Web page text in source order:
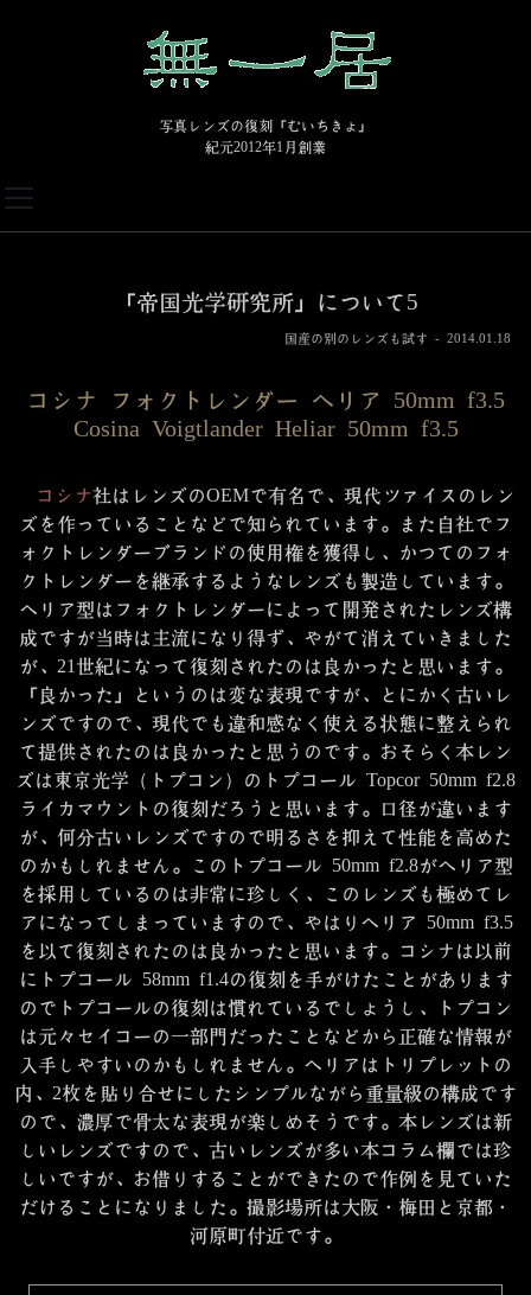
写真レンズの復刻「むいちきょ」
紀元2012年1月創業
「帝国光学研究所」について5
国産の別のレンズも試す - 2014.01.18
コシナ フォクトレンダー ヘリア 50mm f3.5
Cosina Voigtlander Heliar 50mm f3.5
コシナ社はレンズのOEMで有名で、現代ツァイスのレン
ズを作っていることなどで知られています。また自社でフ
ォクトレンダーブランドの使用権を獲得し、かつてのフォ
クトレンダーを継承するようなレンズも製造しています。
ヘリア型はフォクトレンダーによって開発されたレンズ構
成ですが当時は主流になり得ず、やがて消えていきました
が、21世紀になって復刻されたのは良かったと思います。
「良かった」というのは変な表現ですが、とにかく古いレ
ンズですので、現代でも違和感なく使える状態に整えられ
て提供されたのは良かったと思うのです。おそらく本レン
ズは東京光学（トプコン）のトプコール Topcor 50mm f2.8
ライカマウントの復刻だろうと思います。口径が違います
が、何分古いレンズですので明るさを抑えて性能を高めた
のかもしれません。このトプコール 50mm f2.8がヘリア型
を採用しているのは非常に珍しく、このレンズも極めてレ
アになってしまっていますので、やはりヘリア 50mm f3.5
を以て復刻されたのは良かったと思います。コシナは以前
にトプコール 58mm f1.4の復刻を手がけたことがあります
のでトプコールの復刻は慣れているでしょうし、トプコン
は元々セイコーの一部門だったことなどから正確な情報が
入手しやすいのかもしれません。ヘリアはトリプレットの
内、2枚を貼り合せにしたシンプルながら重量級の構成です
ので、濃厚で骨太な表現が楽しめそうです。本レンズは新
しいレンズですので、古いレンズが多い本コラム欄では珍
しいですが、お借りすることができたので作例を見ていた
だけることになりました。撮影場所は大阪・梅田と京都・
河原町付近です。